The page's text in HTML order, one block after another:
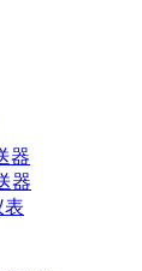
器
器
表